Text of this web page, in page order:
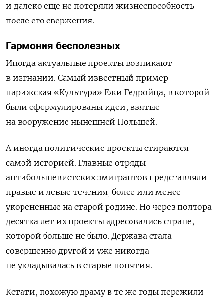
и далеко еще не потеряли жизнеспособность
после его свержения.
Гармония бесполезных
Иногда актуальные проекты возникают
в изгнании. Самый известный пример —
парижская «Культура» Ежи Гедройца, в которой
были сформулированы идеи, взятые
на вооружение нынешней Польшей.
А иногда политические проекты стираются
самой историей. Главные отряды
антибольшевистских эмигрантов представляли
правые и левые течения, более или менее
укорененные на старой родине. Но через полтора
десятка лет их проекты адресовались стране,
которой больше не было. Держава стала
совершенно другой и уже никогда
не укладывалась в старые понятия.
Кстати, похожую драму в те же годы пережили